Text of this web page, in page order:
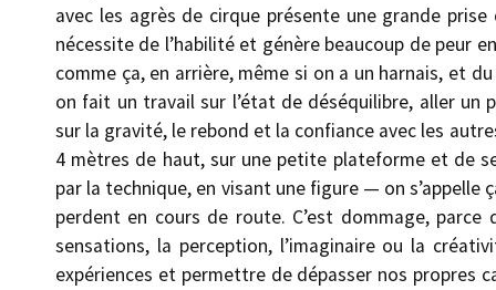
avec les agrès de cirque présente une grande
nécessite de l’habilité et génère beaucoup de peur
comme ça, en arrière, même si on a un harnais, et
on fait un travail sur l’état de déséquilibre, aller
sur la gravité, le rebond et la confiance avec les
4 mètres de haut, sur une petite plateforme et de
par la technique, en visant une figure — on
perdent en cours de route. C’est dommage,
sensations, la perception, l’imaginaire ou la
expériences et permettre de dépasser nos propres